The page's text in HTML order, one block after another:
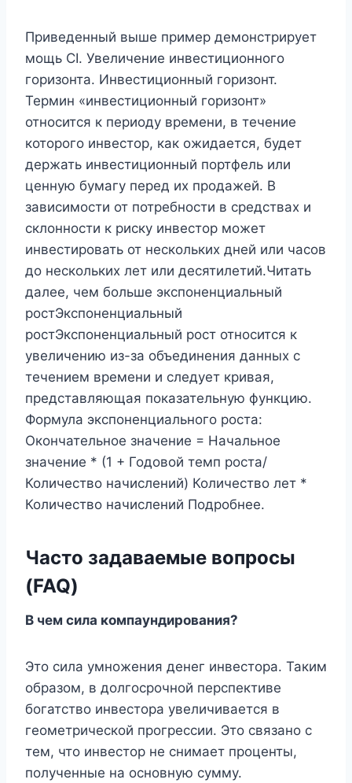
Приведенный выше пример демонстрирует
мощь CI. Увеличение инвестиционного
горизонта. Инвестиционный горизонт.
Термин «инвестиционный горизонт»
относится к периоду времени, в течение
которого инвестор, как ожидается, будет
держать инвестиционный портфель или
ценную бумагу перед их продажей. В
зависимости от потребности в средствах и
склонности к риску инвестор может
инвестировать от нескольких дней или часов
до нескольких лет или десятилетий.Читать
далее, чем больше экспоненциальный
ростЭкспоненциальный
ростЭкспоненциальный рост относится к
увеличению из-за объединения данных с
течением времени и следует кривая,
представляющая показательную функцию.
Формула экспоненциального роста:
Окончательное значение = Начальное
значение * (1 + Годовой темп роста/
Количество начислений) Количество лет *
Количество начислений Подробнее.
Часто задаваемые вопросы
(FAQ)
В чем сила компаундирования?
Это сила умножения денег инвестора. Таким
образом, в долгосрочной перспективе
богатство инвестора увеличивается в
геометрической прогрессии. Это связано с
тем, что инвестор не снимает проценты,
полученные на основную сумму.